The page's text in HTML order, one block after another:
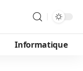
Informatique